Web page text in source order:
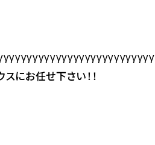
にお任せ下さい！！